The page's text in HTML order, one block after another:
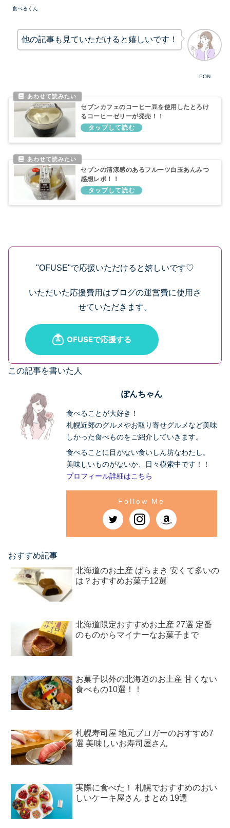
食べるくん
PON
他の記事も見ていただけると嬉しいです！
セブンカフェのコーヒー豆を使用したとろけ
るコーヒーゼリーが発売！！
セブンの清涼感のあるフルーツ白玉あんみつ
感想レポ！！
"OFUSE"で応援いただけると嬉しいです♡
いただいた応援費用はブログの運営費に使用さ
せていただきます。
この記事を書いた人
ぽんちゃん
食べることが大好き！
札幌近郊のグルメやお取り寄せグルメなど美味
しかった食べものをご紹介していきます。
食べることに目がない食いしん坊なわたし。
美味しいものがないか、日々模索中です！！
プロフィール詳細はこちら
おすすめ記事
北海道のお土産 ばらまき 安くて多いの
は？おすすめお菓子12選
北海道限定おすすめお土産 27選 定番
のものからマイナーなお菓子まで
お菓子以外の北海道のお土産 甘くない
食べもの10選！！
札幌寿司屋 地元ブロガーのおすすめ7
選 美味しいお寿司屋さん
実際に食べた！ 札幌でおすすめのおい
しいケーキ屋さん まとめ 19選